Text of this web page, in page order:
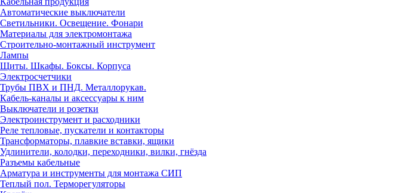
Автоматические выключатели
Светильники. Освещение. Фонари
Материалы для электромонтажа
Строительно-монтажный инструмент
Лампы
Щиты. Шкафы. Боксы. Корпуса
Электросчетчики
Трубы ПВХ и ПНД. Металлорукав.
Кабель-каналы и аксессуары к ним
Выключатели и розетки
Электроинструмент и расходники
Реле тепловые, пускатели и контакторы
Трансформаторы, плавкие вставки, ящики
Удлинители, колодки, переходники, вилки, гнёзда
Разъемы кабельные
Арматура и инструменты для монтажа СИП
Теплый пол. Терморегуляторы